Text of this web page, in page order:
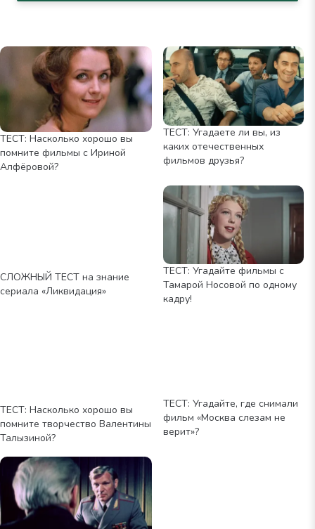
ТЕСТ: Насколько хорошо вы
помните фильмы с Ириной
Алфёровой?
ТЕСТ: Угадаете ли вы, из
каких отечественных
фильмов друзья?
СЛОЖНЫЙ ТЕСТ на знание
сериала «Ликвидация»
ТЕСТ: Угадайте фильмы с
Тамарой Носовой по одному
кадру!
ТЕСТ: Насколько хорошо вы
помните творчество Валентины
Талызиной?
ТЕСТ: Угадайте, где снимали
фильм «Москва слезам не
верит»?